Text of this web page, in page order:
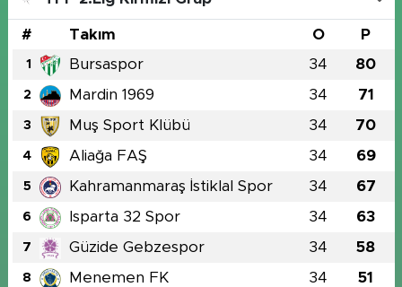
# Takım O P
1 Bursaspor 34 80
2 Mardin 1969 34 71
3 Muş Sport Klübü 34 70
4 Aliağa FAŞ 34 69
5 Kahramanmaraş İstiklal Spor 34 67
6 Isparta 32 Spor 34 63
7 Güzide Gebzespor 34 58
8 Menemen FK 34 51